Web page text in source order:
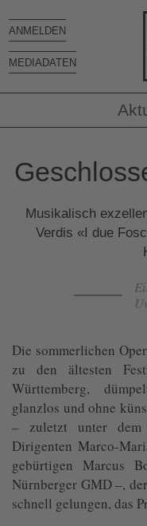
MEDIADATEN
Toggle
navigation
ANMELDEN
Musikalisch
Verdis «I due
Die sommerlichen
zu den ältesten
Württemberg,
glanzlos und ohne
– zuletzt unter dem
Dirigenten Marco-
gebürtigen Marcus
Nürnberger GMD –,
schnell gelungen, das